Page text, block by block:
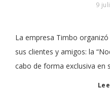
9
La empresa Timbo
sus clientes y amigos: la
cabo de forma exclusiva en